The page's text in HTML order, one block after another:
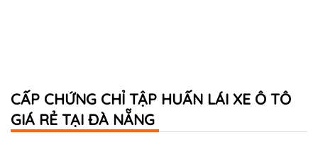
CẤP CHỨNG CHỈ TẬP HUẤN LÁI XE Ô TÔ
GIÁ RẺ TẠI ĐÀ NẴNG